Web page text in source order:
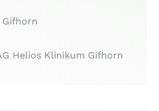
Gifhorn
Helios Klinikum Gifhorn